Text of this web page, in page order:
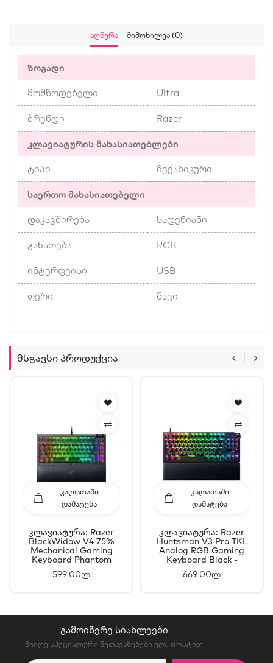
Აღწერა Მიმოხილვა (0)
ზოგადი
მომწოდებელი Ultra
ბრენდი Razer
კლავიატურის მახასიათებლები
ტიპი მექანიკური
საერთო მახასიათებელი
დაკავშირება სადენიანი
განათება RGB
ინტერფეისი USB
ფერი შავი
Მსგავსი Პროდუქცია
ᲙᲐᲚᲐᲗᲐᲨᲘ
ᲓᲐᲛᲐᲢᲔᲑᲐ
Კლავიატურა: Razer
BlackWidow V4 75%
Mechanical Gaming
Keyboard Phantom
05003300-R3M1
599.00ლ
ᲙᲐᲚᲐᲗᲐᲨᲘ
ᲓᲐᲛᲐᲢᲔᲑᲐ
Კლავიატურა: Razer
Huntsman V3 Pro TKL
Analog RGB Gaming
Keyboard Black -
669.00ლ
ᲒᲐᲛᲝᲘᲬᲔᲠᲔ ᲡᲘᲐᲮᲚᲔᲔᲑᲘ
მიიღე სპეციალური შეთავაზებები ელ. ფოსტით